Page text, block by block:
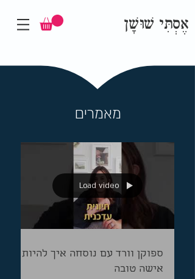
אֶסְתִּי שׁוּשָׁן
מאמרים
Load video
ספוקן וורד עם נוסחה איך להיות
אישה טובה